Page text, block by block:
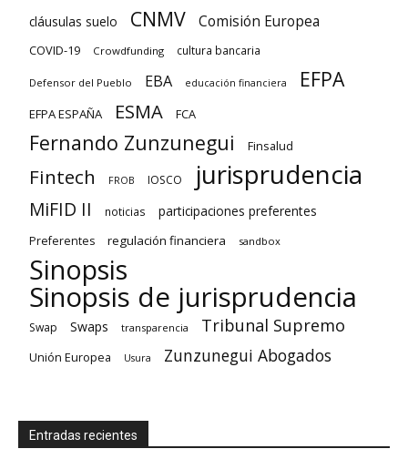
cláusulas suelo CNMV Comisión Europea
COVID-19 Crowdfunding cultura bancaria
Defensor del Pueblo EBA educación financiera EFPA
EFPA ESPAÑA ESMA FCA
Fernando Zunzunegui Finsalud
Fintech FROB IOSCO jurisprudencia
MiFID II noticias participaciones preferentes
Preferentes regulación financiera sandbox
Sinopsis
Sinopsis de jurisprudencia
Swap Swaps transparencia Tribunal Supremo
Unión Europea Usura Zunzunegui Abogados
Entradas recientes